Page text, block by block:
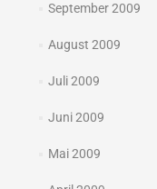
September 2009
August 2009
Juli 2009
Juni 2009
Mai 2009